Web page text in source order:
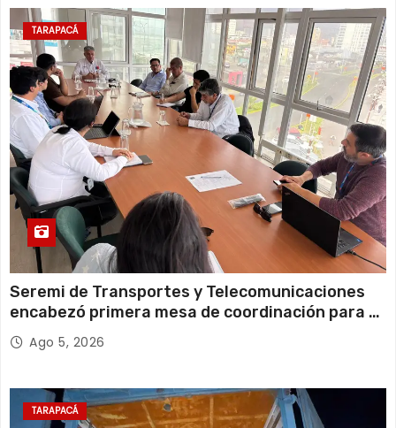
11 de agosto
Martes 20°C 18°C
12 de agosto
Miércoles 23°C 18°C
TARAPACÁ
Seremi de Transportes y Telecomunicaciones
encabezó primera mesa de coordinación para el
retiro de cables en desuso en Iquique
Ago 5, 2026
TARAPACÁ